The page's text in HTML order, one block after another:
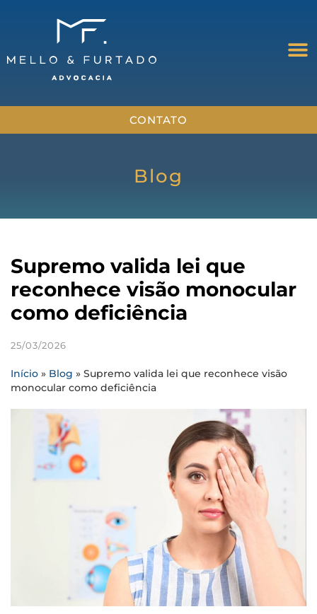
CONTATO
Blog
Supremo valida lei que
reconhece visão monocular
como deficiência
25/03/2026
Início » Blog » Supremo valida lei que reconhece visão
monocular como deficiência